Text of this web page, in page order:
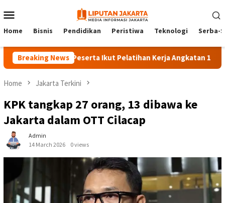
to
Menu
Home Bisnis Pendidikan Peristiwa Teknologi Serba-
Breaking News
140 Peserta Ikut Pelatihan Kerja Angkatan 1 di PPKD
Home Jakarta Terkini
KPK tangkap 27 orang, 13 dibawa ke
Jakarta dalam OTT Cilacap
Admin
14 March 2026
0 views